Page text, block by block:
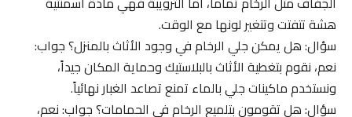
هشة تتفتت وتتغير لونها مع الوقت.
سؤال: هل يمكن جلي الرخام في وجود الأثاث بالمنزل؟ جواب:
نعم، نقوم بتغطية الأثاث بالبلاستيك وحماية المكان جيداً،
ونستخدم ماكينات جلي بالماء تمنع تصاعد الغبار نهائياً.
سؤال: هل تقومون بتلميع الرخام في الحمامات؟ جواب: نعم،